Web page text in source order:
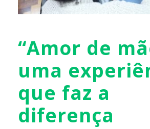
“Amor de
uma
que faz a
diferença